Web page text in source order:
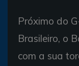
Próximo do
Brasileiro, o
com a sua